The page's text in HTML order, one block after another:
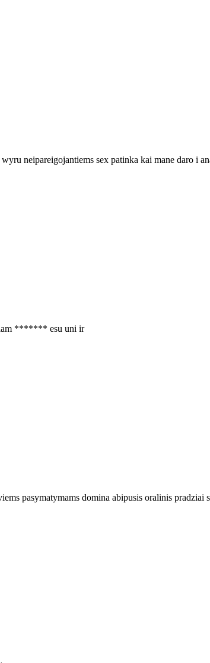
neipareigojantiems sex patinka kai mane daro i
******* esu uni ir
pasymatymams domina abipusis oralinis pradziai